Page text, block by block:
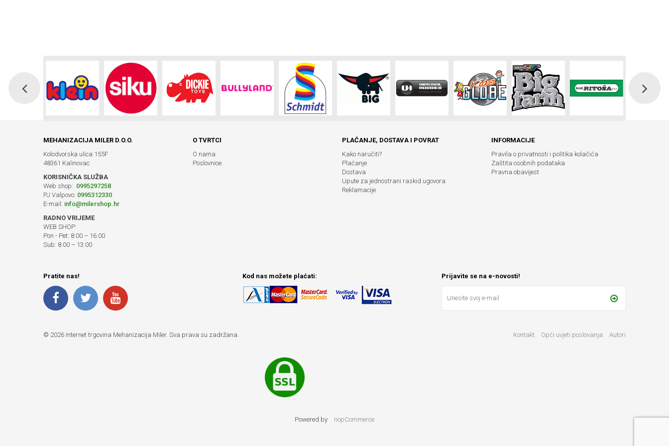
MEHANIZACIJA MILER D.O.O.
Kolodvorska ulica 155F
48361 Kalinovac
KORISNIČKA SLUŽBA
Web shop: 0995297258
PJ Valpovo: 0995312330
E-mail: info@milershop.hr
RADNO VRIJEME
WEB SHOP:
Pon - Pet: 8:00 – 16:00
Sub: 8:00 – 13:00
O TVRTCI
O nama
Poslovnice
PLAĆANJE, DOSTAVA I POVRAT
Kako naručiti?
Plaćanje
Dostava
Upute za jednostrani raskid ugovora
Reklamacije
INFORMACIJE
Pravila o privatnosti i politika kolačića
Zaštita osobnih podataka
Pravna obavijest
Pratite nas! Kod nas možete plaćati: Prijavite se na e-novosti!
© 2026 Internet trgovina Mehanizacija Miler. Sva prava su zadržana. Kontakt Opći uvjeti poslovanja Autori
Powered by nopCommerce